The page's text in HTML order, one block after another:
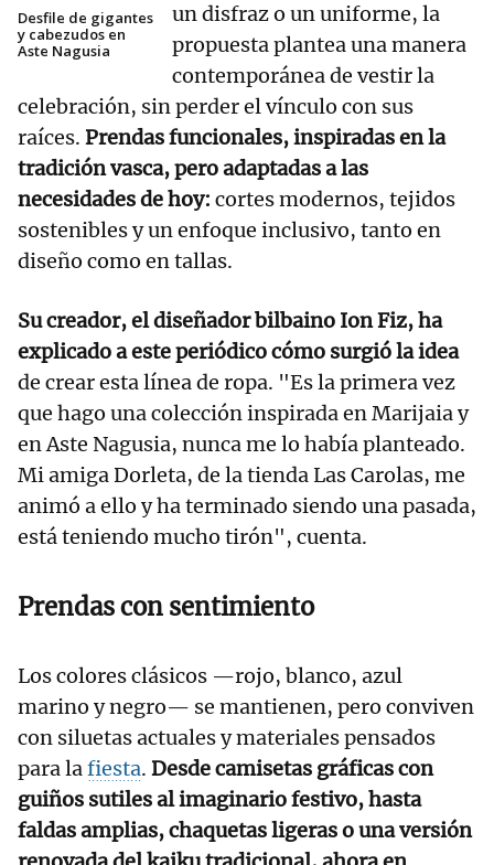
Desfile de gigantes
y cabezudos en
Aste Nagusia
un disfraz o un uniforme, la
propuesta plantea una manera
contemporánea de vestir la
celebración, sin perder el vínculo con sus
raíces. Prendas funcionales, inspiradas en la
tradición vasca, pero adaptadas a las
necesidades de hoy: cortes modernos, tejidos
sostenibles y un enfoque inclusivo, tanto en
diseño como en tallas.
Su creador, el diseñador bilbaino Ion Fiz, ha
explicado a este periódico cómo surgió la idea
de crear esta línea de ropa. "Es la primera vez
que hago una colección inspirada en Marijaia y
en Aste Nagusia, nunca me lo había planteado.
Mi amiga Dorleta, de la tienda Las Carolas, me
animó a ello y ha terminado siendo una pasada,
está teniendo mucho tirón", cuenta.
Prendas con sentimiento
Los colores clásicos —rojo, blanco, azul
marino y negro— se mantienen, pero conviven
con siluetas actuales y materiales pensados
para lafiesta. Desde camisetas gráficas con
guiños sutiles al imaginario festivo, hasta
faldas amplias, chaquetas ligeras o una versión